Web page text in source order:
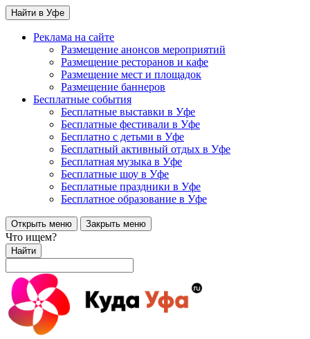
Найти в Уфе
Реклама на сайте
Размещение анонсов мероприятий
Размещение ресторанов и кафе
Размещение мест и площадок
Размещение баннеров
Бесплатные события
Бесплатные выставки в Уфе
Бесплатные фестивали в Уфе
Бесплатно с детьми в Уфе
Бесплатный активный отдых в Уфе
Бесплатная музыка в Уфе
Бесплатные шоу в Уфе
Бесплатные праздники в Уфе
Бесплатное образование в Уфе
Открыть меню Закрыть меню
Что ищем?
Найти